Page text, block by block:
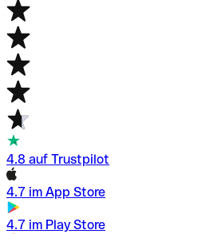
4.8 auf Trustpilot
4.7 im App Store
4.7 im Play Store